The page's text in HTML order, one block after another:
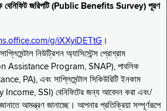
বেনিফিট জরিপটি (Public Benefits Survey) পূরণ
g/iXXyiDETtG ।
নিউট্রিশন অ্যাসিস্টেন্স প্রোগ্রাম
Assistance Program, SNAP), পাবলিক
PA), এবং সাপ্লিমেন্টাল সিকিউরিটি ইনকাম
SSI) বেনিফিটের জন্য আবেদন করা এবং/
আমন্ত্রণ জানাচ্ছে। আপনার প্রতিক্রিয়া সম্পূর্ণরূপে